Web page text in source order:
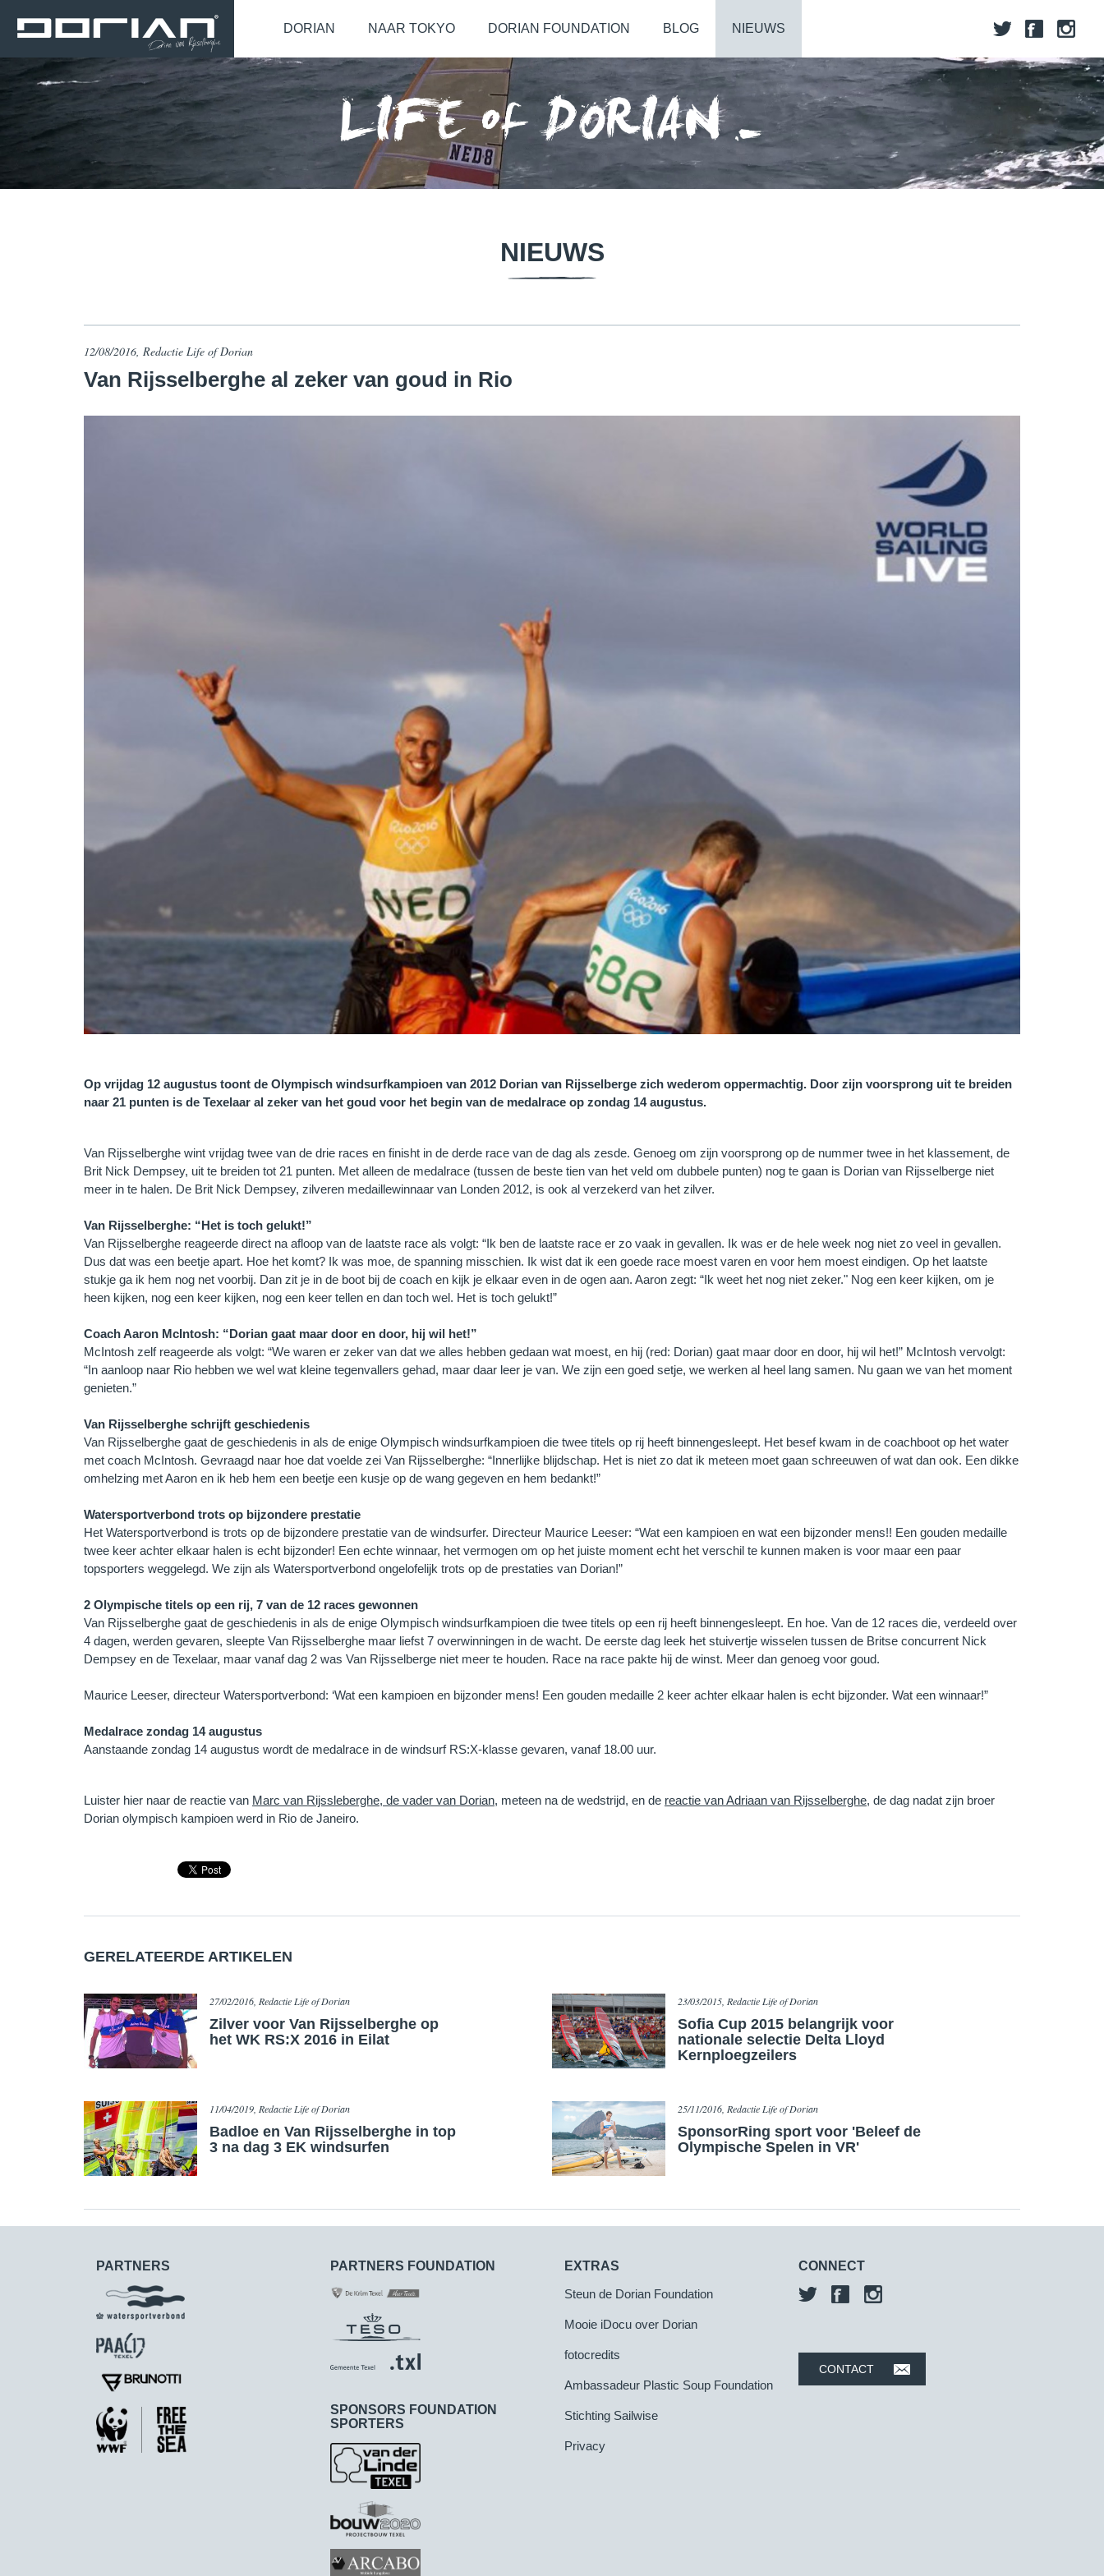
DORIAN NAAR TOKYO DORIAN FOUNDATION BLOG NIEUWS
NIEUWS
12/08/2016, Redactie Life of Dorian
Van Rijsselberghe al zeker van goud in Rio
Op vrijdag 12 augustus toont de Olympisch windsurfkampioen van 2012 Dorian van Rijsselberge zich wederom oppermachtig. Door zijn voorsprong uit te breiden
naar 21 punten is de Texelaar al zeker van het goud voor het begin van de medalrace op zondag 14 augustus.
Van Rijsselberghe wint vrijdag twee van de drie races en finisht in de derde race van de dag als zesde. Genoeg om zijn voorsprong op de nummer twee in het klassement, de
Brit Nick Dempsey, uit te breiden tot 21 punten. Met alleen de medalrace (tussen de beste tien van het veld om dubbele punten) nog te gaan is Dorian van Rijsselberge niet
meer in te halen. De Brit Nick Dempsey, zilveren medaillewinnaar van Londen 2012, is ook al verzekerd van het zilver.
Van Rijsselberghe: “Het is toch gelukt!”
Van Rijsselberghe reageerde direct na afloop van de laatste race als volgt: “Ik ben de laatste race er zo vaak in gevallen. Ik was er de hele week nog niet zo veel in gevallen.
Dus dat was een beetje apart. Hoe het komt? Ik was moe, de spanning misschien. Ik wist dat ik een goede race moest varen en voor hem moest eindigen. Op het laatste
stukje ga ik hem nog net voorbij. Dan zit je in de boot bij de coach en kijk je elkaar even in de ogen aan. Aaron zegt: “Ik weet het nog niet zeker." Nog een keer kijken, om je
heen kijken, nog een keer kijken, nog een keer tellen en dan toch wel. Het is toch gelukt!”
Coach Aaron McIntosh: “Dorian gaat maar door en door, hij wil het!”
McIntosh zelf reageerde als volgt: “We waren er zeker van dat we alles hebben gedaan wat moest, en hij (red: Dorian) gaat maar door en door, hij wil het!” McIntosh vervolgt:
“In aanloop naar Rio hebben we wel wat kleine tegenvallers gehad, maar daar leer je van. We zijn een goed setje, we werken al heel lang samen. Nu gaan we van het moment
genieten.”
Van Rijsselberghe schrijft geschiedenis
Van Rijsselberghe gaat de geschiedenis in als de enige Olympisch windsurfkampioen die twee titels op rij heeft binnengesleept. Het besef kwam in de coachboot op het water
met coach McIntosh. Gevraagd naar hoe dat voelde zei Van Rijsselberghe: “Innerlijke blijdschap. Het is niet zo dat ik meteen moet gaan schreeuwen of wat dan ook. Een dikke
omhelzing met Aaron en ik heb hem een beetje een kusje op de wang gegeven en hem bedankt!”
Watersportverbond trots op bijzondere prestatie
Het Watersportverbond is trots op de bijzondere prestatie van de windsurfer. Directeur Maurice Leeser: “Wat een kampioen en wat een bijzonder mens!! Een gouden medaille
twee keer achter elkaar halen is echt bijzonder! Een echte winnaar, het vermogen om op het juiste moment echt het verschil te kunnen maken is voor maar een paar
topsporters weggelegd. We zijn als Watersportverbond ongelofelijk trots op de prestaties van Dorian!”
2 Olympische titels op een rij, 7 van de 12 races gewonnen
Van Rijsselberghe gaat de geschiedenis in als de enige Olympisch windsurfkampioen die twee titels op een rij heeft binnengesleept. En hoe. Van de 12 races die, verdeeld over
4 dagen, werden gevaren, sleepte Van Rijsselberghe maar liefst 7 overwinningen in de wacht. De eerste dag leek het stuivertje wisselen tussen de Britse concurrent Nick
Dempsey en de Texelaar, maar vanaf dag 2 was Van Rijsselberge niet meer te houden. Race na race pakte hij de winst. Meer dan genoeg voor goud.
Maurice Leeser, directeur Watersportverbond: ‘Wat een kampioen en bijzonder mens! Een gouden medaille 2 keer achter elkaar halen is echt bijzonder. Wat een winnaar!”
Medalrace zondag 14 augustus
Aanstaande zondag 14 augustus wordt de medalrace in de windsurf RS:X-klasse gevaren, vanaf 18.00 uur.
Luister hier naar de reactie van Marc van Rijssleberghe, de vader van Dorian, meteen na de wedstrijd, en de reactie van Adriaan van Rijsselberghe, de dag nadat zijn broer
Dorian olympisch kampioen werd in Rio de Janeiro.
GERELATEERDE ARTIKELEN
27/02/2016, Redactie Life of Dorian
Zilver voor Van Rijsselberghe op
het WK RS:X 2016 in Eilat
23/03/2015, Redactie Life of Dorian
Sofia Cup 2015 belangrijk voor
nationale selectie Delta Lloyd
Kernploegzeilers
11/04/2019, Redactie Life of Dorian
Badloe en Van Rijsselberghe in top
3 na dag 3 EK windsurfen
25/11/2016, Redactie Life of Dorian
SponsorRing sport voor 'Beleef de
Olympische Spelen in VR'
PARTNERS PARTNERS FOUNDATION
SPONSORS FOUNDATION
SPORTERS
EXTRAS
Steun de Dorian Foundation
Mooie iDocu over Dorian
fotocredits
Ambassadeur Plastic Soup Foundation
Stichting Sailwise
Privacy
CONNECT
CONTACT